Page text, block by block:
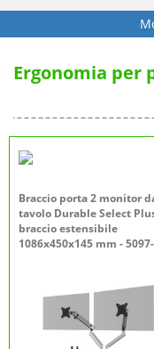
Ergonomia per
Braccio porta 2 monitor
tavolo Durable Select
braccio estensibile
1086x450x145 mm -